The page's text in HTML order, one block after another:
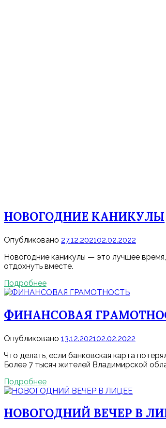
НОВОГОДНИЕ КАНИКУЛЫ
Опубликовано 27.12.202102.02.2022
Новогодние каникулы — это лучшее
отдохнуть вместе.
Подробнее
ФИНАНСОВАЯ
Опубликовано 13.12.202102.02.2022
Что делать, если банковская карта
Более 7 тысяч жителей Владимирской
Подробнее
НОВОГОДНИЙ ВЕЧЕР В